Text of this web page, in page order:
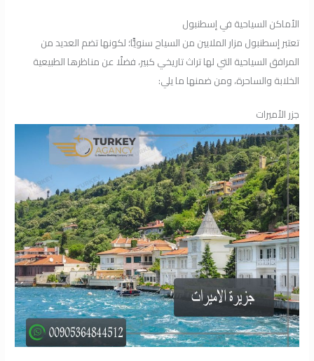
الأماكن السياحية في إسطنبول
تعتبر إسطنبول مزار الملايين من السياح سنويًّا؛ لكونها تضم العديد من
المرافق السياحية التي لها تراث تاريخي كبير، فضلًا عن مناظرها الطبيعية
الخلابة والساحرة، ومن ضمنها ما يلي:
جزر الأميرات